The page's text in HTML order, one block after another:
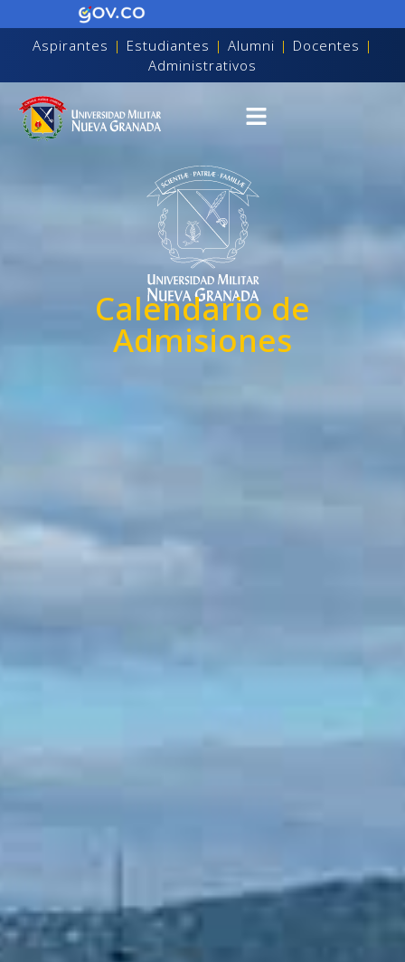
Aspirantes | Estudiantes | Alumni | Docentes |
Administrativos
Calendario de
Admisiones
TDAH